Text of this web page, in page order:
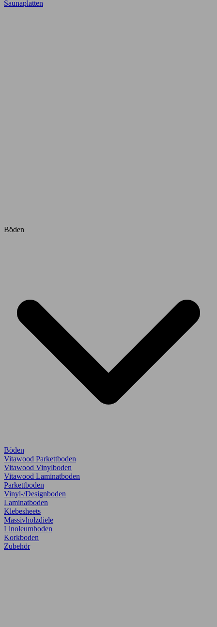
Saunaplatten
Böden
Böden
Vitawood Parkettboden
Vitawood Vinylboden
Vitawood Laminatboden
Parkettboden
Vinyl-/Designboden
Laminatboden
Klebesheets
Massivholzdiele
Linoleumboden
Korkboden
Zubehör